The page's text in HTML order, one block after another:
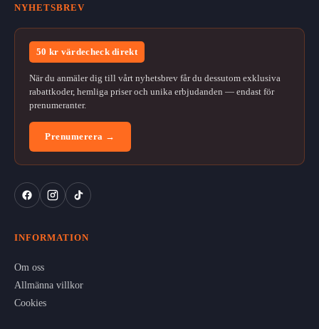
NYHETSBREV
50 kr värdecheck direkt
När du anmäler dig till vårt nyhetsbrev får du dessutom exklusiva
rabattkoder, hemliga priser och unika erbjudanden — endast för
prenumeranter.
Prenumerera →
INFORMATION
Om oss
Allmänna villkor
Cookies